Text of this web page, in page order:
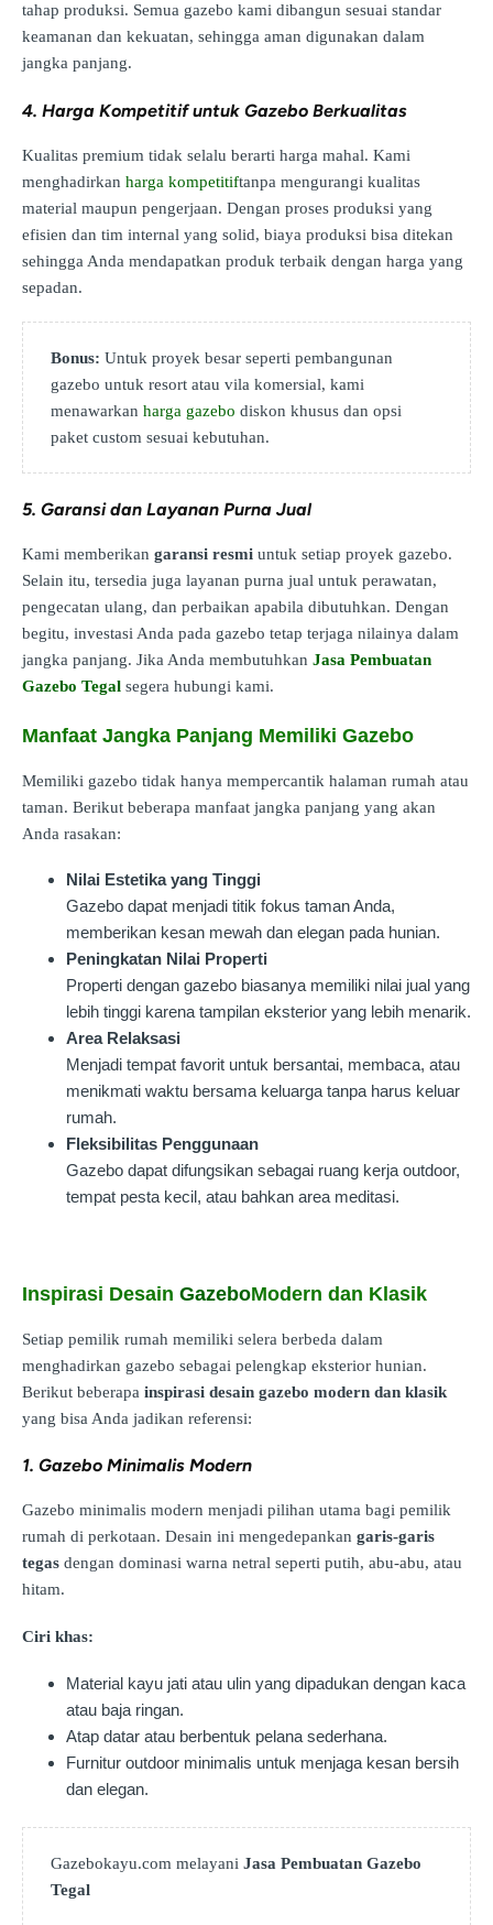
tahap produksi. Semua gazebo kami dibangun sesuai standar
keamanan dan kekuatan, sehingga aman digunakan dalam
jangka panjang.
4. Harga Kompetitif untuk Gazebo Berkualitas
Kualitas premium tidak selalu berarti harga mahal. Kami
menghadirkan harga kompetitiftanpa mengurangi kualitas
material maupun pengerjaan. Dengan proses produksi yang
efisien dan tim internal yang solid, biaya produksi bisa ditekan
sehingga Anda mendapatkan produk terbaik dengan harga yang
sepadan.
Bonus: Untuk proyek besar seperti pembangunan
gazebo untuk resort atau vila komersial, kami
menawarkan harga gazebo diskon khusus dan opsi
paket custom sesuai kebutuhan.
5. Garansi dan Layanan Purna Jual
Kami memberikan garansi resmi untuk setiap proyek gazebo.
Selain itu, tersedia juga layanan purna jual untuk perawatan,
pengecatan ulang, dan perbaikan apabila dibutuhkan. Dengan
begitu, investasi Anda pada gazebo tetap terjaga nilainya dalam
jangka panjang. Jika Anda membutuhkan Jasa Pembuatan
Gazebo Tegal segera hubungi kami.
Manfaat Jangka Panjang Memiliki Gazebo
Memiliki gazebo tidak hanya mempercantik halaman rumah atau
taman. Berikut beberapa manfaat jangka panjang yang akan
Anda rasakan:
Nilai Estetika yang Tinggi
Gazebo dapat menjadi titik fokus taman Anda,
memberikan kesan mewah dan elegan pada hunian.
Peningkatan Nilai Properti
Properti dengan gazebo biasanya memiliki nilai jual yang
lebih tinggi karena tampilan eksterior yang lebih menarik.
Area Relaksasi
Menjadi tempat favorit untuk bersantai, membaca, atau
menikmati waktu bersama keluarga tanpa harus keluar
rumah.
Fleksibilitas Penggunaan
Gazebo dapat difungsikan sebagai ruang kerja outdoor,
tempat pesta kecil, atau bahkan area meditasi.
Inspirasi Desain GazeboModern dan Klasik
Setiap pemilik rumah memiliki selera berbeda dalam
menghadirkan gazebo sebagai pelengkap eksterior hunian.
Berikut beberapa inspirasi desain gazebo modern dan klasik
yang bisa Anda jadikan referensi:
1. Gazebo Minimalis Modern
Gazebo minimalis modern menjadi pilihan utama bagi pemilik
rumah di perkotaan. Desain ini mengedepankan garis-garis
tegas dengan dominasi warna netral seperti putih, abu-abu, atau
hitam.
Ciri khas:
Material kayu jati atau ulin yang dipadukan dengan kaca
atau baja ringan.
Atap datar atau berbentuk pelana sederhana.
Furnitur outdoor minimalis untuk menjaga kesan bersih
dan elegan.
Gazebokayu.com melayani Jasa Pembuatan Gazebo
Tegal